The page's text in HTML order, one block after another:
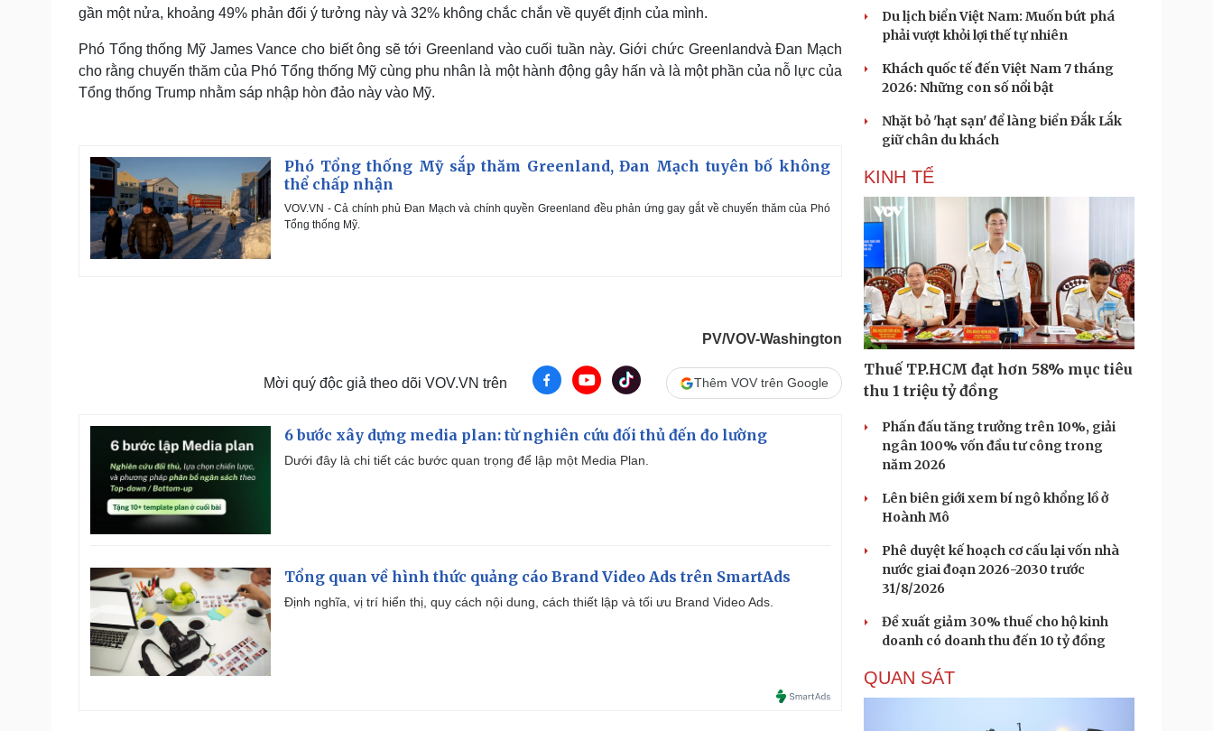
gần một nửa, khoảng 49% phản đối ý tưởng này và 32% không chắc chắn về quyết định của mình.
Phó Tổng thống Mỹ James Vance cho biết ông sẽ tới Greenland vào cuối tuần này. Giới chức Greenlandvà Đan Mạch
cho rằng chuyến thăm của Phó Tổng thống Mỹ cùng phu nhân là một hành động gây hấn và là một phần của nỗ lực của
Tổng thống Trump nhằm sáp nhập hòn đảo này vào Mỹ.
Phó Tổng thống Mỹ sắp thăm Greenland, Đan Mạch tuyên bố không
thể chấp nhận
VOV.VN - Cả chính phủ Đan Mạch và chính quyền Greenland đều phản ứng gay gắt về chuyến thăm của Phó
Tổng thống Mỹ.
PV/VOV-Washington
Mời quý độc giả theo dõi VOV.VN trên Thêm VOV trên Google
6 bước xây dựng media plan: từ nghiên cứu đối thủ đến đo lường
Dưới đây là chi tiết các bước quan trọng để lập một Media Plan.
Tổng quan về hình thức quảng cáo Brand Video Ads trên SmartAds
Định nghĩa, vị trí hiển thị, quy cách nội dung, cách thiết lập và tối ưu Brand Video Ads.
Du lịch biển Việt Nam: Muốn bứt phá
phải vượt khỏi lợi thế tự nhiên
Khách quốc tế đến Việt Nam 7 tháng
2026: Những con số nổi bật
Nhặt bỏ 'hạt sạn' để làng biển Đắk Lắk
giữ chân du khách
KINH TẾ
Thuế TP.HCM đạt hơn 58% mục tiêu
thu 1 triệu tỷ đồng
Phấn đấu tăng trưởng trên 10%, giải
ngân 100% vốn đầu tư công trong
năm 2026
Lên biên giới xem bí ngô khổng lồ ở
Hoành Mô
Phê duyệt kế hoạch cơ cấu lại vốn nhà
nước giai đoạn 2026-2030 trước
31/8/2026
Đề xuất giảm 30% thuế cho hộ kinh
doanh có doanh thu đến 10 tỷ đồng
QUAN SÁT